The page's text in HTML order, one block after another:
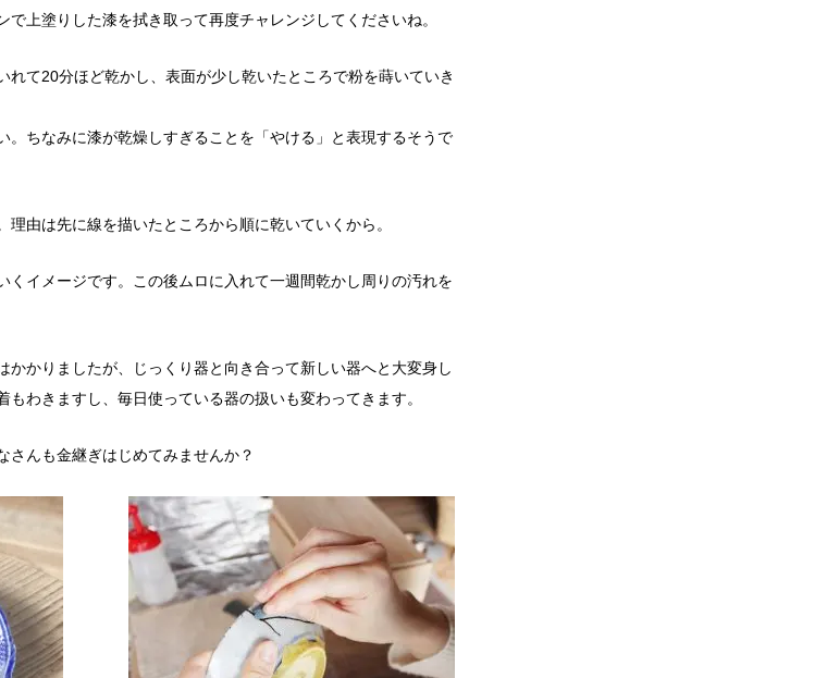
上塗りした漆を拭き取って再度チャレンジしてくださいね。
れて20分ほど乾かし、表面が少し乾いたところで粉を蒔いていき
。ちなみに漆が乾燥しすぎることを「やける」と表現するそうで
由は先に線を描いたところから順に乾いていくから。
くイメージです。この後ムロに入れて一週間乾かし周りの汚れを
かかりましたが、じっくり器と向き合って新しい器へと大変身し
わきますし、毎日使っている器の扱いも変わってきます。
さんも金継ぎはじめてみませんか？